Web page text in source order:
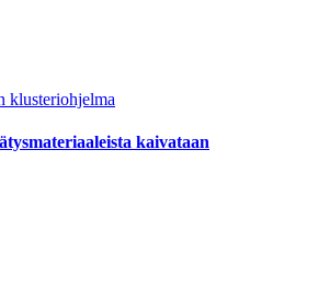
klusteriohjelma
kaivataan